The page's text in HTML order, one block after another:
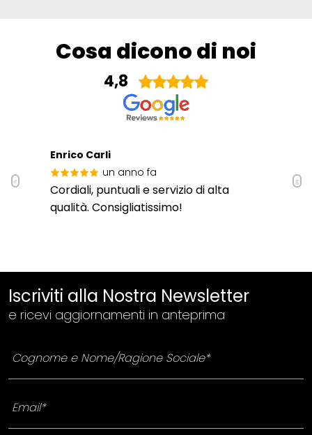
Cosa dicono di noi
4,8
Enrico Carli
un anno fa
Cordiali, puntuali e servizio di alta
qualità. Consigliatissimo!
Iscriviti alla Nostra Newsletter
e ricevi aggiornamenti in anteprima